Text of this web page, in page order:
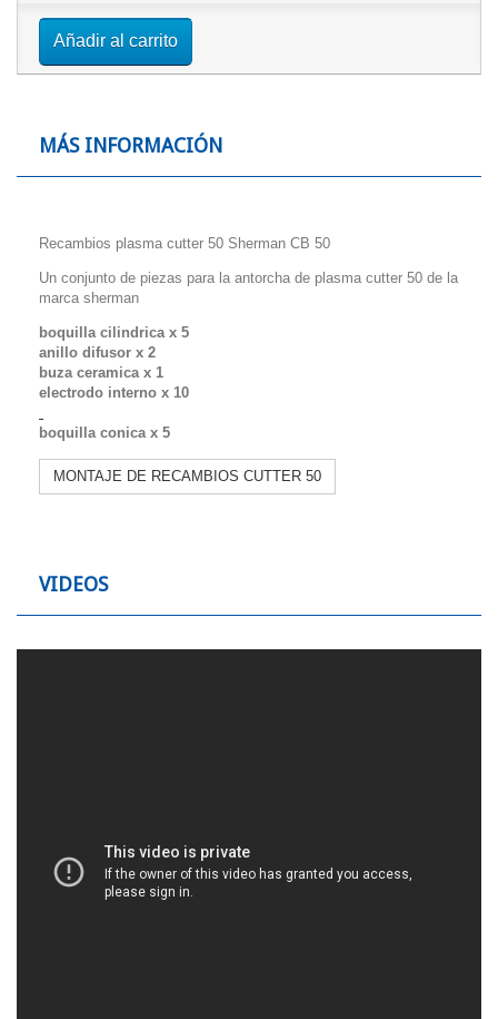
Añadir al carrito
MÁS INFORMACIÓN
Recambios plasma cutter 50 Sherman CB 50
Un conjunto de piezas para la antorcha de plasma cutter 50 de la
marca sherman
boquilla cilindrica x 5
anillo difusor x 2
buza ceramica x 1
electrodo interno x 10
boquilla conica x 5
MONTAJE DE RECAMBIOS CUTTER 50
VIDEOS